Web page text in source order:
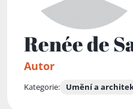
Renée de
Autor
Kategorie: Umění a